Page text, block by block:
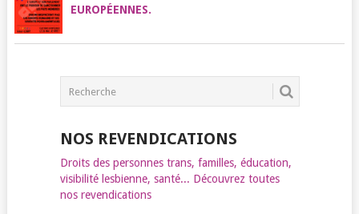
EUROPÉENNES.
NOS REVENDICATIONS
Droits des personnes trans, familles, éducation,
visibilité lesbienne, santé... Découvrez toutes
nos revendications